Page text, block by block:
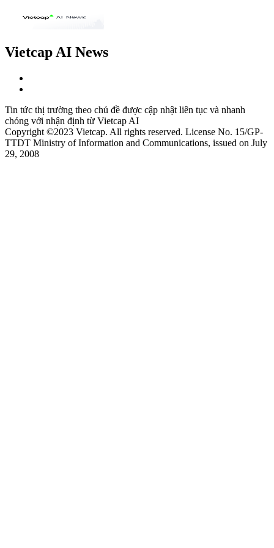
Vietcap AI News
Tin tức thị trường theo chủ đề được cập nhật liên tục và nhanh
chóng với nhận định từ Vietcap AI
Copyright ©2023 Vietcap. All rights reserved. License No. 15/GP-
TTDT Ministry of Information and Communications, issued on July
29, 2008